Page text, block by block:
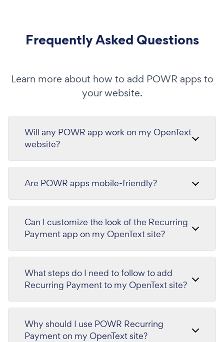
Frequently Asked Questions
Learn more about how to add POWR apps to
your website.
Will any POWR app work on my OpenText
website?
Are POWR apps mobile-friendly?
Can I customize the look of the Recurring
Payment app on my OpenText site?
What steps do I need to follow to add
Recurring Payment to my OpenText site?
Why should I use POWR Recurring
Payment on my OpenText site?